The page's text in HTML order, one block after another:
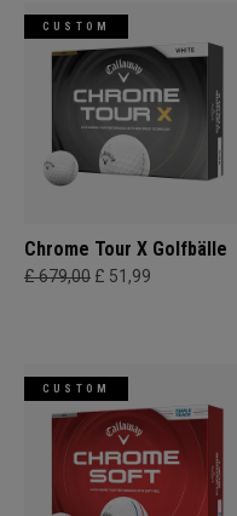
CUSTOM
Chrome Tour X Golfbälle
£ 679,00 £ 51,99
CUSTOM